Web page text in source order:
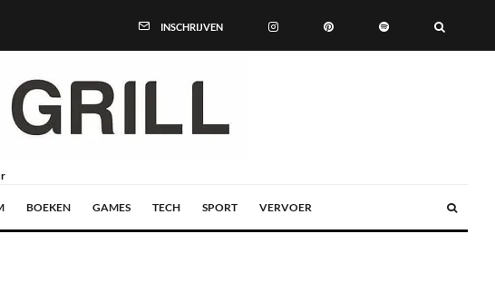
INSCHRIJVEN
BOEKEN GAMES TECH SPORT VERVOER